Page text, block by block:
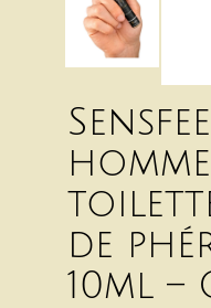
de
10ml –